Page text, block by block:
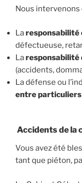
Nous intervenons
Laresponsabilité
défectueuse,
Laresponsabilité
(accidents,
La défense ou
entre particuliers
Accidents de la
Vous avez été
tant que piéton,